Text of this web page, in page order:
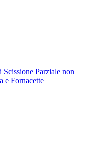
Parziale non
e Fornacette